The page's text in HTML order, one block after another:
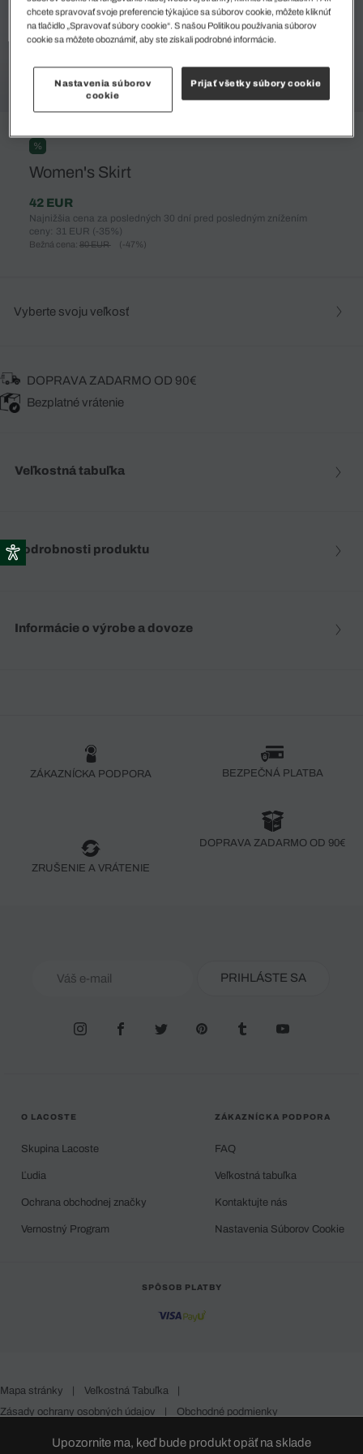
%
Women's Skirt
42 EUR
Najnižšia cena za posledných 30 dní pred posledným znížením
ceny: 31 EUR (-35%)
Bežná cena: 80 EUR (-47%)
Vyberte svoju veľkosť
DOPRAVA ZADARMO OD 90€
Bezplatné vrátenie
Veľkostná tabuľka
Podrobnosti produktu
Informácie o výrobe a dovoze
Upozornite ma, keď bude produkt opäť na sklade
ZÁKAZNÍCKA PODPORA BEZPEČNÁ PLATBA
ZRUŠENIE A VRÁTENIE
DOPRAVA ZADARMO OD 90€
PRIHLÁSTE SA
O LACOSTE
Skupina Lacoste
Ľudia
Ochrana obchodnej značky
Vernostný Program
ZÁKAZNÍCKA PODPORA
FAQ
Veľkostná tabuľka
Kontaktujte nás
Nastavenia Súborov Cookie
SPÔSOB PLATBY
Mapa stránky | Veľkostná Tabuľka
|
Zásady ochrany osobných údajov
| Obchodné podmienky
chcete spravovať svoje preferencie týkajúce sa súborov cookie, môžete kliknúť
na tlačidlo „Spravovať súbory cookie“. S našou Politikou používania súborov
cookie sa môžete oboznámiť, aby ste získali podrobné informácie.
Nastavenia súborov
cookie
Prijať všetky súbory cookie